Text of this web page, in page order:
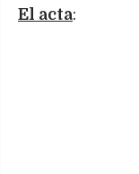
El acta: